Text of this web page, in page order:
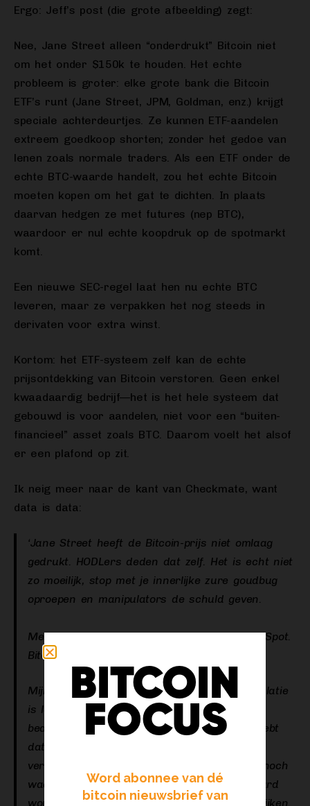
Ergo: Jeff’s post (die grote afbeelding) zegt:
Nee, Jane Street alleen “onderdrukt” Bitcoin niet
om het onder $150k te houden. Het echte
probleem is groter: elke grote bank die Bitcoin
ETF’s runt (Jane Street, JPM, Goldman, enz.) krijgt
speciale achterdeurtjes. Ze kunnen ETF-aandelen
extreem goedkoop shorten; zonder het gedoe van
lenen zoals normale traders. Als een ETF onder de
echte BTC-waarde handelt, zou het echte Bitcoin
moeten kopen om het gat te dichten. In plaats
daarvan hedgen ze met futures (nep BTC),
waardoor er nul echte koopdruk op de spotmarkt
komt.
Een nieuwe SEC-regel laat hen nu echte BTC
leveren, maar ze verpakken het nog steeds in
derivaten voor extra winst.
Kortom: het ETF-systeem zelf kan de echte
prijsontdekking van Bitcoin verstoren. Geen enkel
kwaadaardig bedrijf—het is het hele systeem dat
gebouwd is voor aandelen, niet voor een “buiten-
financieel” asset zoals BTC. Daarom voelt het alsof
er een plafond op zit.
Ik neig meer naar de kant van Checkmate, want
data is data:
‘Jane Street heeft de Bitcoin-prijs niet omlaag
gedrukt. HODLers deden dat zelf. Het is echt niet
zo moeilijk, stop met je innerlijke zure goudbug
oproepen en manipulators de schuld geven.
Mensen. Hebben. Een. Enorme. Hoeveelheid. Spot.
Bitcoin. Verkocht.
Mijn punt is altijd hetzelfde geweest: manipulatie
is letterlijk het werk van grote Wall Street-
bedrijven en dat zal altijd zo zijn. Maar je hebt
dat niet nodig als hoofdargument om te
verklaren waarom de prijs niet hoger ging, noch
waarom die daalde. Dat kan volledig verklaard
worden door naar de spot-verkoopkant te kijken.
BITCOIN
FOCUS
Word abonnee van dé
bitcoin nieuwsbrief van